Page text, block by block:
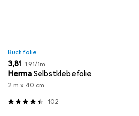
Buchfolie
EUR
3,81 EUR
1,91/1m
Herma Selbstklebefolie
2 m x 40 cm
102